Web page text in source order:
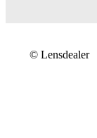
© Lensdealer